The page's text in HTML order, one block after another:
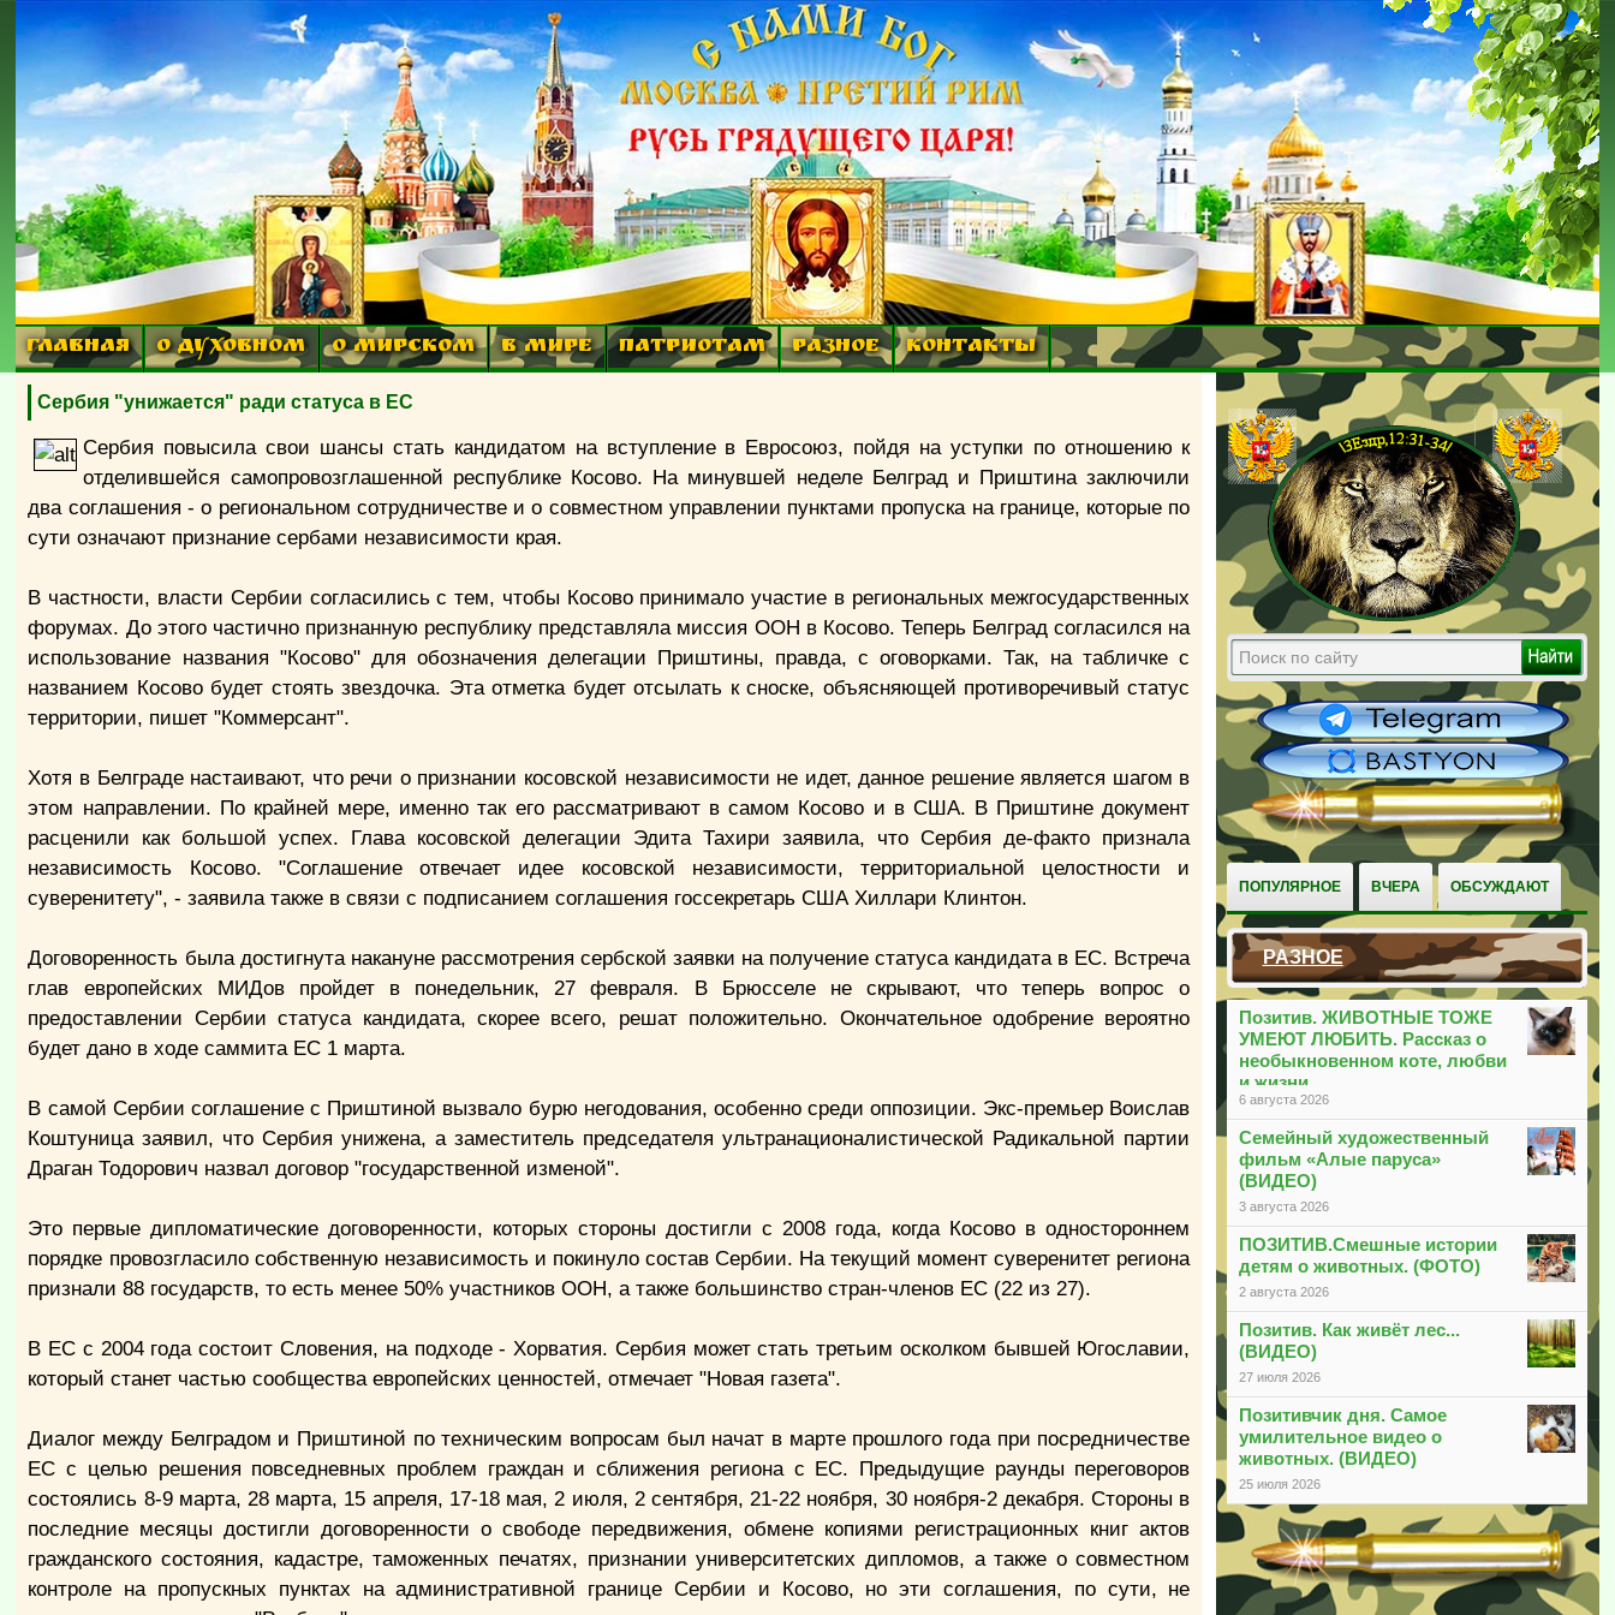
ГЛАВНАЯ О ДУХОВНОМ О МИРСКОМ В МИРЕ ПАТРИОТАМ РАЗНОЕ КОНТАКТЫ
ПОПУЛЯРНОЕ ВЧЕРА ОБСУЖДАЮТ
РАЗНОЕ
Позитив. ЖИВОТНЫЕ ТОЖЕ
УМЕЮТ ЛЮБИТЬ. Рассказ о
необыкновенном коте, любви
и жизни
6 августа 2026
Семейный художественный
фильм «Алые паруса»
(ВИДЕО)
3 августа 2026
ПОЗИТИВ.Смешные истории
детям о животных. (ФОТО)
2 августа 2026
Позитив. Как живёт лес...
(ВИДЕО)
27 июля 2026
Позитивчик дня. Самое
умилительное видео о
животных. (ВИДЕО)
25 июля 2026
Сербия "унижается" ради статуса в ЕС
Сербия повысила свои шансы стать кандидатом на вступление в Евросоюз, пойдя на уступки по отношению к
отделившейся самопровозглашенной республике Косово. На минувшей неделе Белград и Приштина заключили
два соглашения - о региональном сотрудничестве и о совместном управлении пунктами пропуска на границе, которые по
сути означают признание сербами независимости края.
В частности, власти Сербии согласились с тем, чтобы Косово принимало участие в региональных межгосударственных
форумах. До этого частично признанную республику представляла миссия ООН в Косово. Теперь Белград согласился на
использование названия "Косово" для обозначения делегации Приштины, правда, с оговорками. Так, на табличке с
названием Косово будет стоять звездочка. Эта отметка будет отсылать к сноске, объясняющей противоречивый статус
территории, пишет "Коммерсант".
Хотя в Белграде настаивают, что речи о признании косовской независимости не идет, данное решение является шагом в
этом направлении. По крайней мере, именно так его рассматривают в самом Косово и в США. В Приштине документ
расценили как большой успех. Глава косовской делегации Эдита Тахири заявила, что Сербия де-факто признала
независимость Косово. "Соглашение отвечает идее косовской независимости, территориальной целостности и
суверенитету", - заявила также в связи с подписанием соглашения госсекретарь США Хиллари Клинтон.
Договоренность была достигнута накануне рассмотрения сербской заявки на получение статуса кандидата в ЕС. Встреча
глав европейских МИДов пройдет в понедельник, 27 февраля. В Брюсселе не скрывают, что теперь вопрос о
предоставлении Сербии статуса кандидата, скорее всего, решат положительно. Окончательное одобрение вероятно
будет дано в ходе саммита ЕС 1 марта.
В самой Сербии соглашение с Приштиной вызвало бурю негодования, особенно среди оппозиции. Экс-премьер Воислав
Коштуница заявил, что Сербия унижена, а заместитель председателя ультранационалистической Радикальной партии
Драган Тодорович назвал договор "государственной изменой".
Это первые дипломатические договоренности, которых стороны достигли с 2008 года, когда Косово в одностороннем
порядке провозгласило собственную независимость и покинуло состав Сербии. На текущий момент суверенитет региона
признали 88 государств, то есть менее 50% участников ООН, а также большинство стран-членов ЕС (22 из 27).
В ЕС с 2004 года состоит Словения, на подходе - Хорватия. Сербия может стать третьим осколком бывшей Югославии,
который станет частью сообщества европейских ценностей, отмечает "Новая газета".
Диалог между Белградом и Приштиной по техническим вопросам был начат в марте прошлого года при посредничестве
ЕС с целью решения повседневных проблем граждан и сближения региона с ЕС. Предыдущие раунды переговоров
состоялись 8-9 марта, 28 марта, 15 апреля, 17-18 мая, 2 июля, 2 сентября, 21-22 ноября, 30 ноября-2 декабря. Стороны в
последние месяцы достигли договоренности о свободе передвижения, обмене копиями регистрационных книг актов
гражданского состояния, кадастре, таможенных печатях, признании университетских дипломов, а также о совместном
контроле на пропускных пунктах на административной границе Сербии и Косово, но эти соглашения, по сути, не